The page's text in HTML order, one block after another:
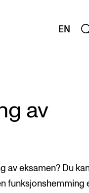
EN
av
av eksamen? Du
funksjonshemming